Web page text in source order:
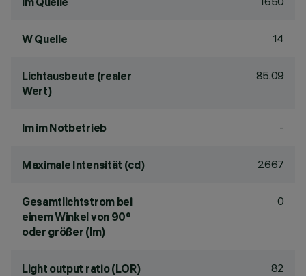
W Quelle 14
Lichtausbeute (realer
Wert)
85.09
lm im Notbetrieb -
Maximale Intensität (cd) 2667
Gesamtlichtstrom bei
einem Winkel von 90°
oder größer (lm)
0
Light output ratio (LOR) 82